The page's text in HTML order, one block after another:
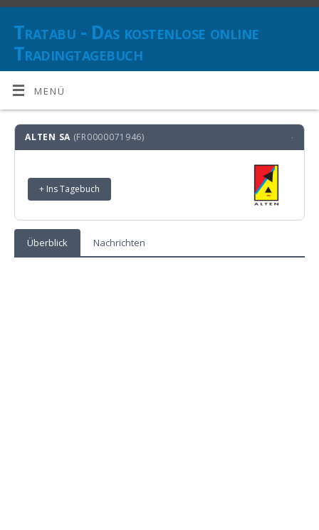
Tratabu - Das kostenlose online
Tradingtagebuch
DOKUMENTIEREN SIE IHRE TRANSAKTIONEN UND BEHALTEN SIE
DEN ÜBERBLICK ÜBER IHRE ANLAGESTRATEGIE(N)
MENÜ
ALTEN SA (FR0000071946) ·
+ Ins Tagebuch
Überblick Nachrichten